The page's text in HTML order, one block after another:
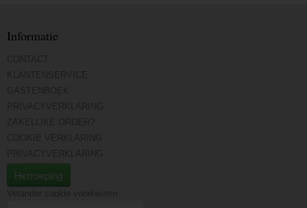
Informatie
Herroeping